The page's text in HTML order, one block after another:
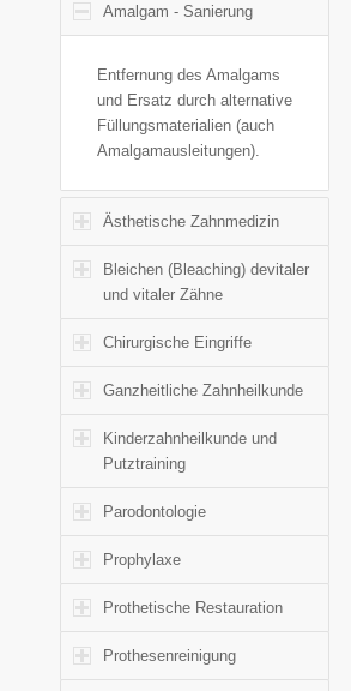
Amalgam - Sanierung
Entfernung des Amalgams
und Ersatz durch alternative
Füllungsmaterialien (auch
Amalgamausleitungen).
Ästhetische Zahnmedizin
Bleichen (Bleaching) devitaler
und vitaler Zähne
Chirurgische Eingriffe
Ganzheitliche Zahnheilkunde
Kinderzahnheilkunde und
Putztraining
Parodontologie
Prophylaxe
Prothetische Restauration
Prothesenreinigung